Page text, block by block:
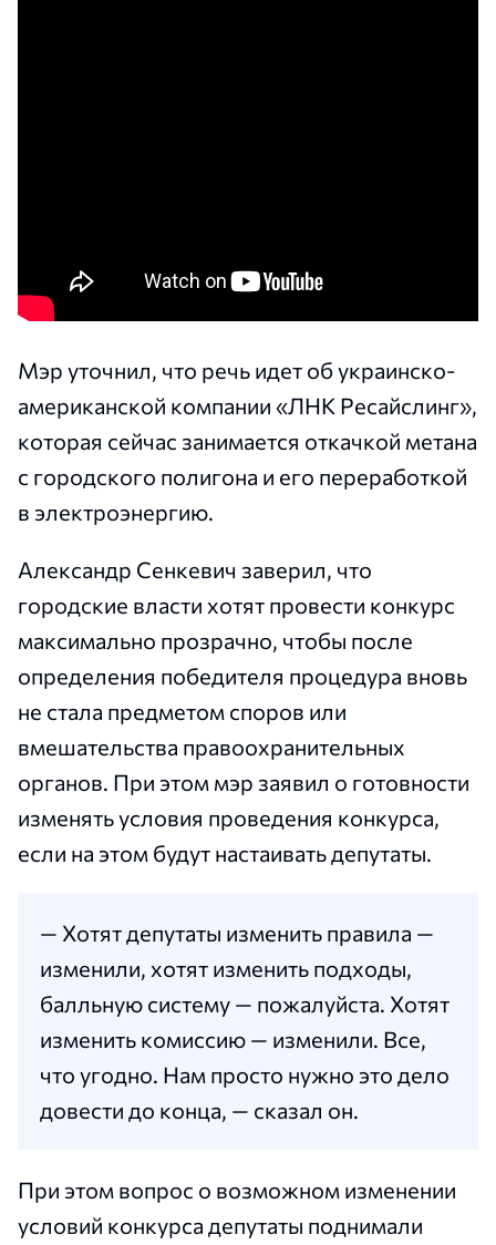
Мэр уточнил, что речь идет об украинско-
американской компании «ЛНК Ресайслинг»,
которая сейчас занимается откачкой метана
с городского полигона и его переработкой
в электроэнергию.
Александр Сенкевич заверил, что
городские власти хотят провести конкурс
максимально прозрачно, чтобы после
определения победителя процедура вновь
не стала предметом споров или
вмешательства правоохранительных
органов. При этом мэр заявил о готовности
изменять условия проведения конкурса,
если на этом будут настаивать депутаты.
— Хотят депутаты изменить правила —
изменили, хотят изменить подходы,
балльную систему — пожалуйста. Хотят
изменить комиссию — изменили. Все,
что угодно. Нам просто нужно это дело
довести до конца, — сказал он.
При этом вопрос о возможном изменении
условий конкурса депутаты поднимали